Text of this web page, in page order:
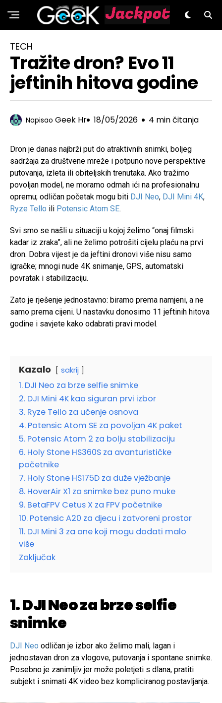
GeeK.hr
TECH
Tražite dron? Evo 11
jeftinih hitova godine
Napisao Geek Hr 18/05/2026 4 min čitanja
Dron je danas najbrži put do atraktivnih snimki, boljeg
sadržaja za društvene mreže i potpuno nove perspektive
putovanja, izleta ili obiteljskih trenutaka. Ako tražimo
povoljan model, ne moramo odmah ići na profesionalnu
opremu; odličan početak mogu biti DJI Neo, DJI Mini 4K,
Ryze Tello ili Potensic Atom SE.
Svi smo se našli u situaciji u kojoj želimo “onaj filmski
kadar iz zraka”, ali ne želimo potrošiti cijelu plaću na prvi
dron. Dobra vijest je da jeftini dronovi više nisu samo
igračke; mnogi nude 4K snimanje, GPS, automatski
povratak i stabilizaciju.
Zato je rješenje jednostavno: biramo prema namjeni, a ne
samo prema cijeni. U nastavku donosimo 11 jeftinih hitova
godine i savjete kako odabrati pravi model.
Kazalo sakrij
1. DJI Neo za brze selfie snimke
2. DJI Mini 4K kao siguran prvi izbor
3. Ryze Tello za učenje osnova
4. Potensic Atom SE za povoljan 4K paket
5. Potensic Atom 2 za bolju stabilizaciju
6. Holy Stone HS360S za avanturističke
početnike
7. Holy Stone HS175D za duže vježbanje
8. HoverAir X1 za snimke bez puno muke
9. BetaFPV Cetus X za FPV početnike
10. Potensic A20 za djecu i zatvoreni prostor
11. DJI Mini 3 za one koji mogu dodati malo
više
Zaključak
1. DJI Neo za brze selfie
snimke
DJI Neo odličan je izbor ako želimo mali, lagan i
jednostavan dron za vlogove, putovanja i spontane snimke.
Posebno je zanimljiv jer može poletjeti s dlana, pratiti
subjekt i snimati 4K video bez kompliciranog postavljanja.